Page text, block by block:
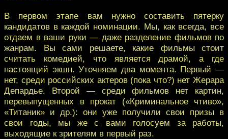
В первом этапе вам нужно составить пятерку
кандидатов в каждой номинации. Мы, как всегда, все
отдаем в ваши руки — даже разделение фильмов по
жанрам. Вы сами решаете, какие фильмы стоит
считать комедией, что является драмой, а где
настоящий экшн. Уточняем два момента. Первый —
нет, среди российских актеров (пока что?) нет Жерара
Депардье. Второй — среди фильмов нет картин,
перевыпущенных в прокат («Криминальное чтиво»,
«Титаник» и др.): они уже получили свои призы в
свои годы, мы же с вами голосуем за работы,
выходящие к зрителям в первый раз.